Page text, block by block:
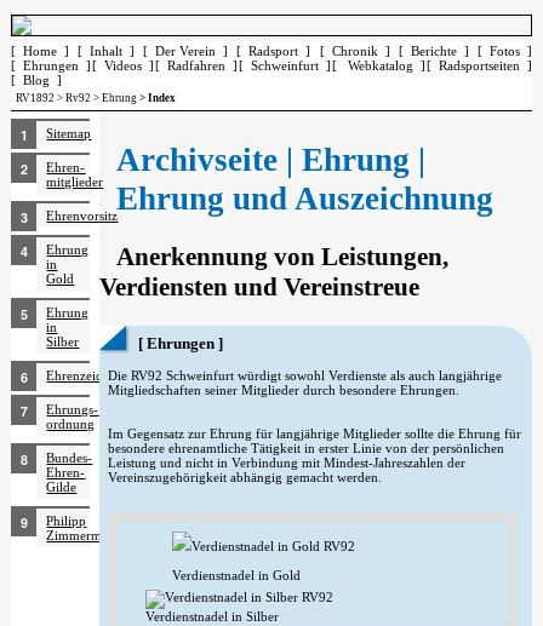
[ Home ] [ Inhalt ] [ Der Verein ] [ Radsport ] [ Chronik ] [ Berichte ]
[ Fotos ]
[ Ehrungen ][ Videos ][ Radfahren ][ Schweinfurt ][ Webkatalog ][ Radsportseiten ]
[ Blog ]
RV1892 >Rv92 >Ehrung > Index
Sitemap
Ehren­
mitglieder
Ehrenvorsitz
Ehrung
in
Gold
Ehrung
in
Silber
Ehrenzeichen
Ehrungs­
ordnung
Bundes-
Ehren-
Gilde
Philipp
Zimmermann
Archivseite | Ehrung |
Ehrung und Auszeichnung
Anerkennung von Leistungen,
Verdiensten und Vereinstreue
[ Ehrungen ]
Die RV92 Schweinfurt würdigt sowohl Verdienste als auch langjährige
Mitgliedschaften seiner Mitglieder durch besondere Ehrungen.
Im Gegensatz zur Ehrung für langjährige Mitglieder sollte die Ehrung für
besondere ehrenamtliche Tätigkeit in erster Linie von der persönlichen
Leistung und nicht in Verbindung mit Mindest-Jahreszahlen der
Vereinszugehörigkeit abhängig gemacht werden.
Verdienstnadel in Gold
Verdienstnadel in Silber